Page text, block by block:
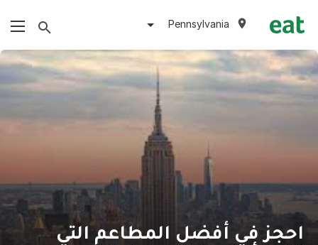
Pennsylvania
احجز في أفضل المطاعم التي